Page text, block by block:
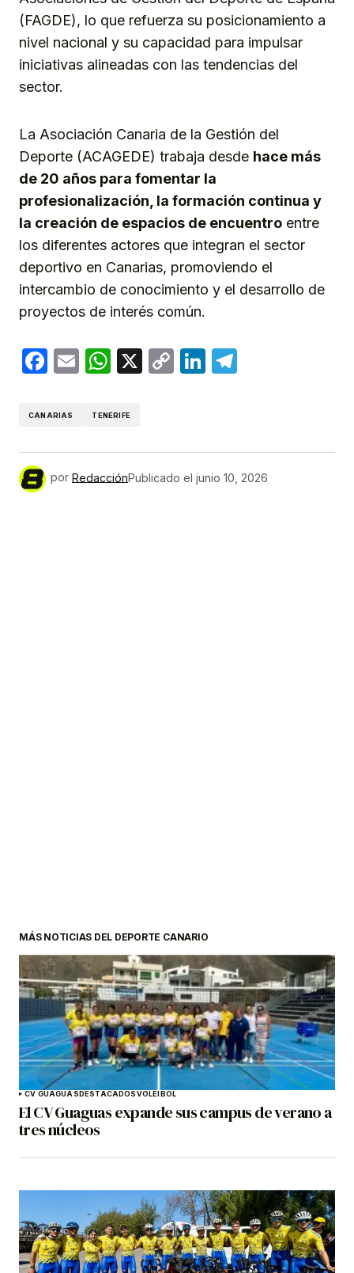
(FAGDE), lo que refuerza su posicionamiento a
nivel nacional y su capacidad para impulsar
iniciativas alineadas con las tendencias del
sector.
La Asociación Canaria de la Gestión del
Deporte (ACAGEDE) trabaja desde hace más
de 20 años para fomentar la
profesionalización, la formación continua y
la creación de espacios de encuentro entre
los diferentes actores que integran el sector
deportivo en Canarias, promoviendo el
intercambio de conocimiento y el desarrollo de
proyectos de interés común.
Facebook
EmailWhatsApp
X
CopyLinkedIn
CANARIAS TENERIFE
por RedacciónPublicado el junio 10, 2026
MÁS NOTICIAS DEL DEPORTE CANARIO
CV GUAGUASDESTACADOSVOLEIBOL
El CV Guaguas expande sus campus de verano a
tres núcleos